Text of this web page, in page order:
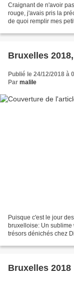
Craignant de n'avoir
rouge, j'avais pris la
de quoi remplir mes
Bruxelles
Publié le 24/12/2018 à
Par malile
Puisque c'est le jour
bruxelloise: Un sublime
trésors dénichés chez
Bruxelles 2018